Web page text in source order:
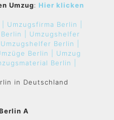
Umzug: Hier klicken
Umzugsfirma Berlin |
| Umzugshelfer
Berlin |
Berlin | Umzug
Berlin |
in Deutschland
A